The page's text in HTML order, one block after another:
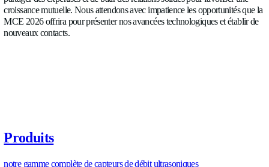
frigorigènes inflammables tels que le R290 dans les circuits
de refroidissement. Son large champ d’application dépasse
améliorations de sécurité, englobant des gains d’efficacité
partager des expertises et de bâtir des relations solides pour
croissance mutuelle. Nous attendons avec impatience les
MCE 2026 offrira pour présenter nos avancées